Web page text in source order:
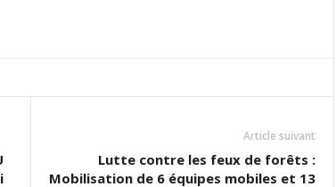
Article suivant
Lutte contre les feux de forêts :
Mobilisation de 6 équipes mobiles et 13